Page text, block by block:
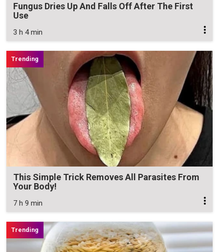
Fungus Dries Up And Falls Off After The First
Use
3 h 4 min
This Simple Trick Removes All Parasites From
Your Body!
7 h 9 min